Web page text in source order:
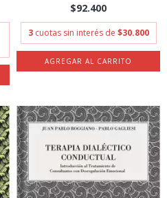
$92.400
3 cuotas sin interés de $30.800